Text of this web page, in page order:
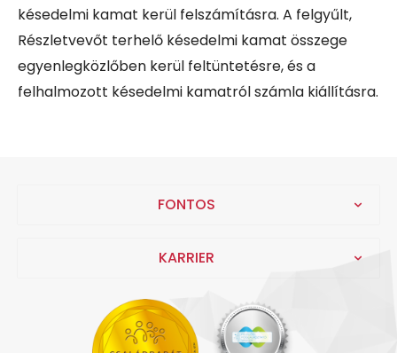
késedelmi kamat kerül felszámításra. A felgyűlt,
Részletvevőt terhelő késedelmi kamat összege
egyenlegközlőben kerül feltüntetésre, és a
felhalmozott késedelmi kamatról számla kiállításra.
FONTOS
KARRIER